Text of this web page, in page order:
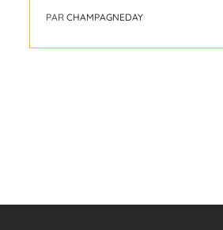
PAR CHAMPAGNEDAY